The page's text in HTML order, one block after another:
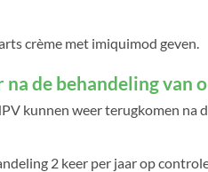
crème met imiquimod geven.
na de behandeling van
kunnen weer terugkomen na
2 keer per jaar op